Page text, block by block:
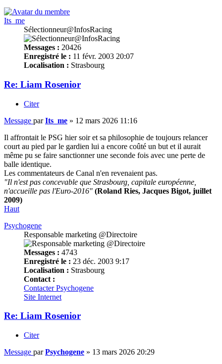
Its_me
Sélectionneur@InfosRacing
Messages : 20426
Enregistré le : 11 févr. 2003 20:07
Localisation : Strasbourg
Re: Liam Rosenior
Citer
Message parIts_me » 12 mars 2026 11:16
Il affrontait le PSG hier soir et sa philosophie de toujours relancer
court au pied par le gardien lui a encore coûté un but et il aurait
même pu se faire sanctionner une seconde fois avec une perte de
balle identique.
Les commentateurs de Canal n'en revenaient pas.
"Il n'est pas concevable que Strasbourg, capitale européenne,
n'accueille pas l'Euro-2016" (Roland Ries, Jacques Bigot, juillet
2009)
Haut
Psychogene
Responsable marketing @Directoire
Messages : 4743
Enregistré le : 23 déc. 2003 9:17
Localisation : Strasbourg
Contact :
Contacter Psychogene
Site Internet
Re: Liam Rosenior
Citer
Message parPsychogene » 13 mars 2026 20:29